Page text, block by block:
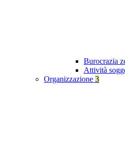
Burocrazia
Attività
Organizzazione 3